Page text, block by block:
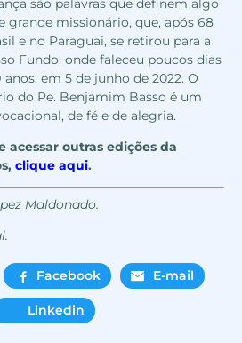
grande missionário, que, após 68
e no Paraguai, se retirou para a
Fundo, onde faleceu poucos dias
em 5 de junho de 2022. O
do Pe. Benjamim Basso é um
de fé e de alegria.
acessar outras edições da
clique aqui.
Maldonado.
Facebook E-mail
Linkedin